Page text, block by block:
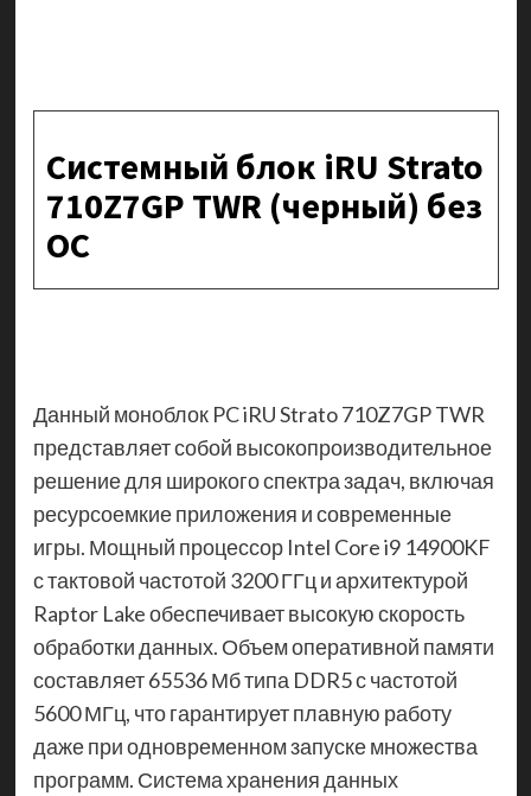
Системный блок iRU Strato
710Z7GP TWR (черный) без
ОС
Данный моноблок PC iRU Strato 710Z7GP TWR
представляет собой высокопроизводительное
решение для широкого спектра задач, включая
ресурсоемкие приложения и современные
игры. Мощный процессор Intel Core i9 14900KF
с тактовой частотой 3200 ГГц и архитектурой
Raptor Lake обеспечивает высокую скорость
обработки данных. Объем оперативной памяти
составляет 65536 Мб типа DDR5 с частотой
5600 МГц, что гарантирует плавную работу
даже при одновременном запуске множества
программ. Система хранения данных